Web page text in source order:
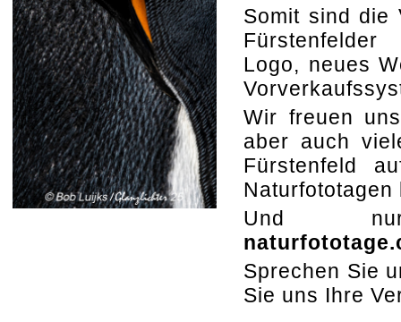
Somit sind die
Fürstenfelder
Logo, neues
Wir freuen
aber auch
Fürstenfeld
Und
Sprechen Sie
Sie uns Ihre